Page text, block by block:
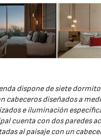
dispone de siete
cabeceros diseñados a
e iluminación
cuenta con dos paredes
al paisaje con un